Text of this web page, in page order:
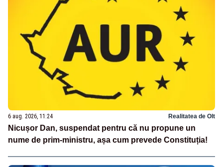
6 aug. 2026, 11:24 Realitatea de Olt
Nicușor Dan, suspendat pentru că nu propune un
nume de prim-ministru, așa cum prevede Constituția!